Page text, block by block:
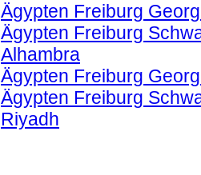
Ägypten Freiburg
Ägypten Freiburg
Alhambra
Ägypten Freiburg
Ägypten Freiburg
Riyadh